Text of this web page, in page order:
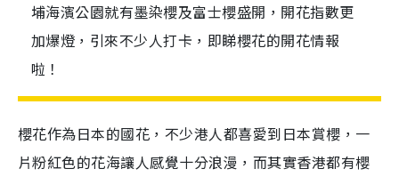
埔海濱公園就有墨染櫻及富士櫻盛開，開花指數更
加爆燈，引來不少人打卡，即睇櫻花的開花情報
啦！
櫻花作為日本的國花，不少港人都喜愛到日本賞櫻，一
片粉紅色的花海讓人感覺十分浪漫，而其實香港都有櫻